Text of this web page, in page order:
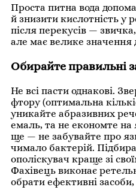
Проста питна вода
й знизити кислотність у
після перекусів —
але має велике значення
Обирайте правильні
Не всі пасти однакові.
фтору (оптимальна
уникайте абразивних
емаль, та не економте на
ще — не забувайте про
чимало бактерій.
ополіскувач краще зі
Фахівець виконає
обрати ефективні засоби,